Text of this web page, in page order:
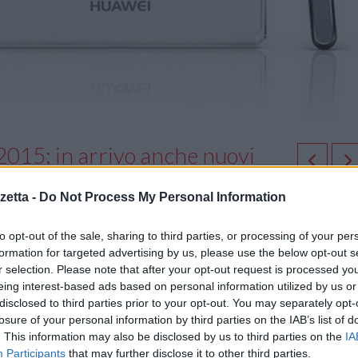
- Do Not Process My Personal Information
opt-out of the sale, sharing to third parties, or processing of your
for targeted advertising by us, please use the below opt-out
selection. Please note that after your opt-out request is processed
interest-based ads based on personal information utilized by us
to third parties prior to your opt-out. You may separately
of your personal information by third parties on the IAB’s list of
This information may also be disclosed by us to third parties on the
Participants that may further disclose it to other third parties.
in arrivo anche nuovi
di Las Vegas, ha esposto oltre 100 prodotti tra cui i più recenti
, i dispositivi indossabili, di accesso mobile, di accesso fisso, per
e gli OTT. Huawei ha inoltre presentato la nuova vision “Hilink Era”
mobili completamente integrate – a dimostrazione del continuo
tecnologie per un’esperienza utente sempre più straordinaria.